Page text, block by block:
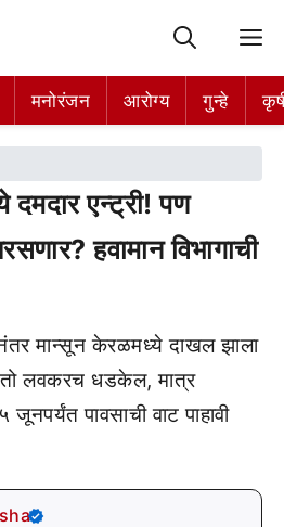
मनोरंजन आरोग्य गुन्हे
एन्ट्री! पण
हवामान विभागाची
मान्सून केरळमध्ये दाखल झाला
तो लवकरच धडकेल, मात्र
जूनपर्यंत पावसाची वाट पाहावी